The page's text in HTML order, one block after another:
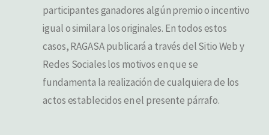
participantes ganadores algún premio o incentivo
igual o similar a los originales. En todos estos
casos, RAGASA publicará a través del Sitio Web y
Redes Sociales los motivos en que se
fundamenta la realización de cualquiera de los
actos establecidos en el presente párrafo.